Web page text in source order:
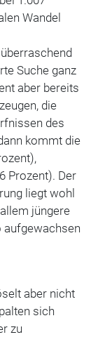
Wandel
Suche ganz
aber bereits
die
des
kommt die
Prozent). Der
liegt wohl
jüngere
aufgewachsen
aber nicht
sich
zu